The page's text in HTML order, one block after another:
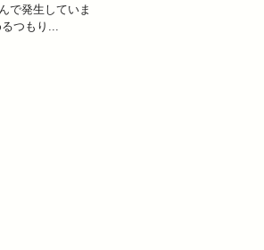
で発生していま
つもり...